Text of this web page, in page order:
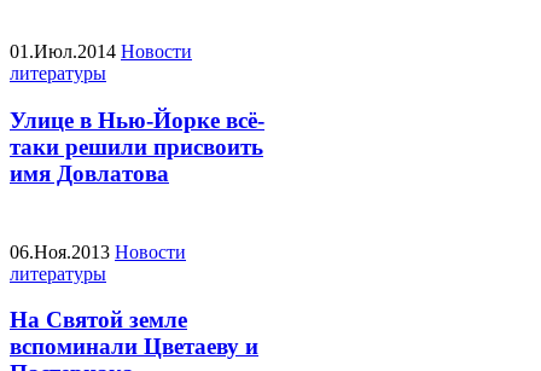
01.Июл.2014 Новости
литературы
Улице в Нью-Йорке всё-
таки решили присвоить
имя Довлатова
06.Ноя.2013 Новости
литературы
На Святой земле
вспоминали Цветаеву и